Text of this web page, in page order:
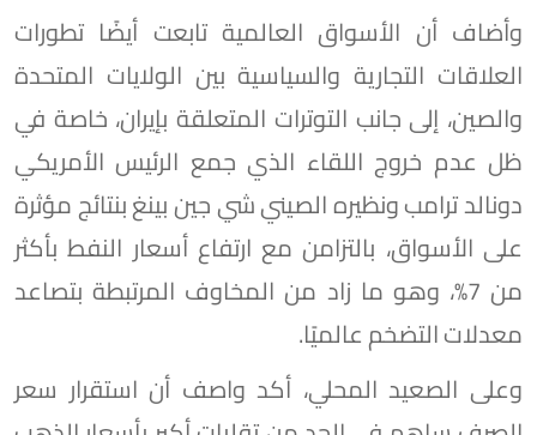
وأضاف أن الأسواق العالمية تابعت أيضًا تطورات
العلاقات التجارية والسياسية بين الولايات المتحدة
والصين، إلى جانب التوترات المتعلقة بإيران، خاصة في
ظل عدم خروج اللقاء الذي جمع الرئيس الأمريكي
دونالد ترامب ونظيره الصيني شي جين بينغ بنتائج مؤثرة
على الأسواق، بالتزامن مع ارتفاع أسعار النفط بأكثر
من 7%، وهو ما زاد من المخاوف المرتبطة بتصاعد
معدلات التضخم عالميًا.
وعلى الصعيد المحلي، أكد واصف أن استقرار سعر